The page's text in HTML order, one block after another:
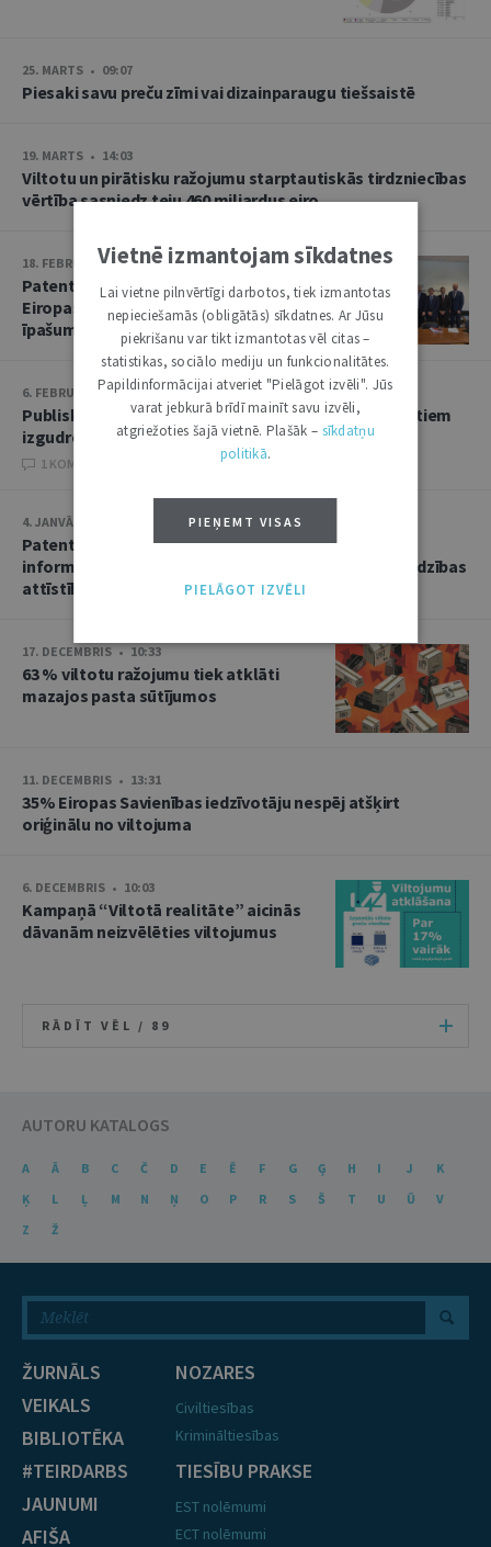
25. MARTS • 09:07
Piesaki savu preču zīmi vai dizainparaugu tiešsaistē
19. MARTS • 14:03
Viltotu un pirātisku ražojumu starptautiskās tirdzniecības
vērtība sasniedz teju 460 miljardus eiro
18. FEBRUĀRIS • 11:21
Patentu valde stiprina sadarbību ar
Eiropas Savienības Intelektuālā
īpašuma biroju
6. FEBRUĀRIS • 15:08
Publiski pieejami dati par pirmajiem Latvijā patentētiem
izgudrojumiem
1 KOMENTĀRI
4. JANVĀRIS • 09:12
Patentu valdes tīmekļvietnē var piekļūt vēsturiskai
informācijai par Latvijas rūpnieciskā īpašuma aizsardzības
attīstību
17. DECEMBRIS • 10:33
63 % viltotu ražojumu tiek atklāti
mazajos pasta sūtījumos
11. DECEMBRIS • 13:31
35% Eiropas Savienības iedzīvotāju nespēj atšķirt
oriģinālu no viltojuma
6. DECEMBRIS • 10:03
Kampaņā “Viltotā realitāte” aicinās
dāvanām neizvēlēties viltojumus
RĀDĪT VĒL / 89
AUTORU KATALOGS
A Ā B C Č D E Ē F G Ģ H I J
K
Ķ
L Ļ M N Ņ O P R S Š T U Ū
V
Z
Ž
ŽURNĀLS
VEIKALS
BIBLIOTĒKA
#TEIRDARBS
JAUNUMI
AFIŠA
NOZARES
Civiltiesības
Krimināltiesības
TIESĪBU PRAKSE
EST nolēmumi
ECT nolēmumi
Vietnē izmantojam sīkdatnes
Lai vietne pilnvērtīgi darbotos, tiek izmantotas
nepieciešamās (obligātās) sīkdatnes. Ar Jūsu
piekrišanu var tikt izmantotas vēl citas –
statistikas, sociālo mediju un funkcionalitātes.
Papildinformācijai atveriet "Pielāgot izvēli". Jūs
varat jebkurā brīdī mainīt savu izvēli,
atgriežoties šajā vietnē. Plašāk – sīkdatņu
politikā.
PIEŅEMT VISAS
PIELĀGOT IZVĒLI